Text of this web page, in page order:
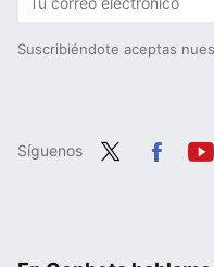
Suscribiéndote aceptas
Síguenos